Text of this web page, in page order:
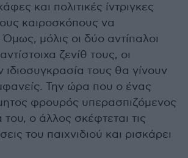
και πολιτικές ίντριγκες
καιροσκόπους να
μόλις οι δύο αντίπαλοι
ζενίθ τους, οι
ιδιοσυγκρασία τους θα γίνουν
Την ώρα που ο ένας
φρουρός υπερασπιζόμενος
του, ο άλλος σκέφτεται τις
του παιχνιδιού και ρισκάρει